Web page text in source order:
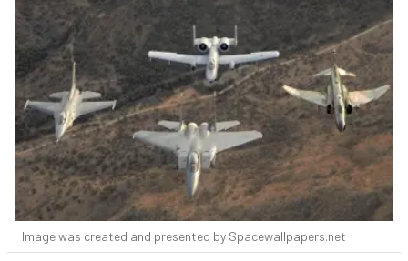
Image was created and presented by Spacewallpapers.net